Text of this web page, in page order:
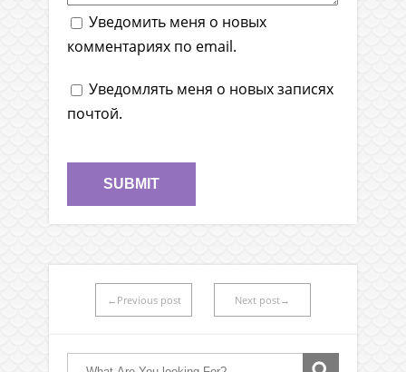
Уведомить меня о новых
комментариях по email.
Уведомлять меня о новых записях
почтой.
←Previous post Next post→